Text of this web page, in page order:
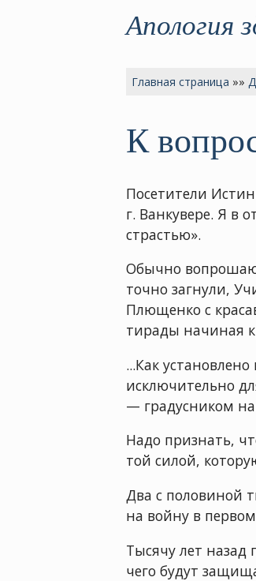
Апология
Главная страница »»
К
Посетители
г. Ванкувере. Я в
страстью».
Обычно
точно загнули,
Плющенко с
тирады начиная
...Как
исключительно
— градусником
Надо признать,
той силой,
Два с половиной
на войну в
Тысячу лет
чего будут